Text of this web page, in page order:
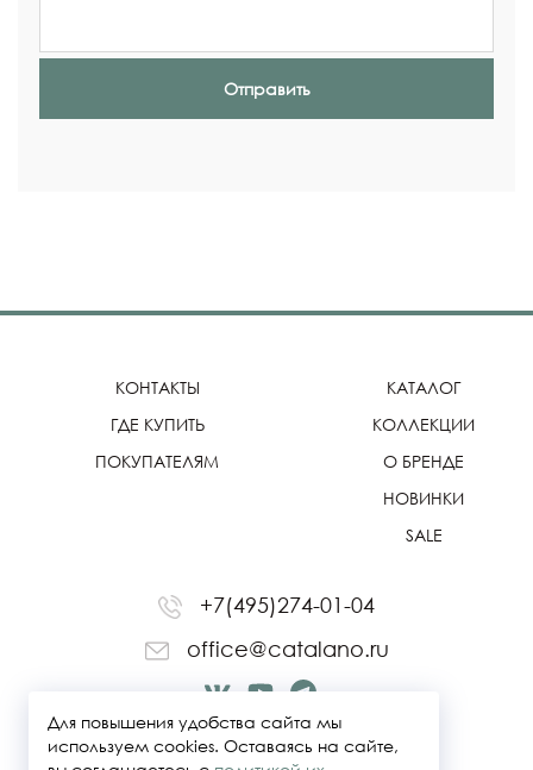
Отправить
КОНТАКТЫ
ГДЕ КУПИТЬ
ПОКУПАТЕЛЯМ
КАТАЛОГ
КОЛЛЕКЦИИ
О БРЕНДЕ
НОВИНКИ
SALE
+7(495)274-01-04
office@catalano.ru
Для повышения удобства сайта мы
используем cookies. Оставаясь на сайте,